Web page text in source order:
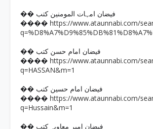
�� فیضان امہات المومنین کتب
���� https://www.ataunnabi.com/
�� فیضان امام حسن کتب
���� https://www.ataunnabi.com/
q=HASSAN&m=1
�� فیضان امام حسین کتب
���� https://www.ataunnabi.com/
q=Hussain&m=1
�� فیضان امیر معاویہ کتب